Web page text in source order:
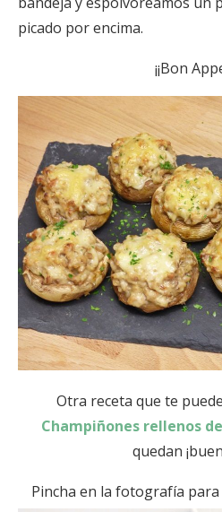
picado por encima.
¡¡Bon
Otra receta que te
Champiñones rellenos
quedan
Pincha en la fotografía